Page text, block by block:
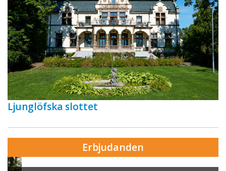
Ljunglöfska slottet
Erbjudanden